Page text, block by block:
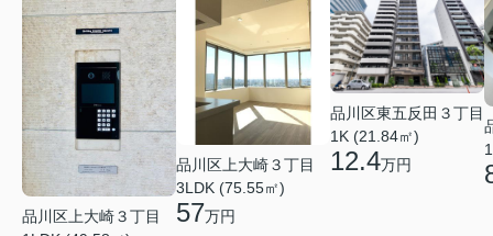
品川区上大崎３丁目
品川区上大崎３丁目
3LDK (75.55㎡)
57万円
品川区東五反田３丁目
1K (21.84㎡)
12.4万円